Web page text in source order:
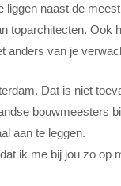
liggen naast de
toparchitecten. Ook
anders van je
Dat is niet
bouwmeesters
aan te leggen.
ik me bij jou zo op